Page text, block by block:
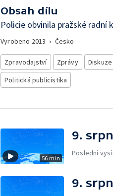
Obsah dílu
Policie obvinila pražské radní
Vyrobeno 2013 • Česko
Zpravodajství Zprávy Diskuze
Politická publicistika
56 min
9.
Poslední
9.